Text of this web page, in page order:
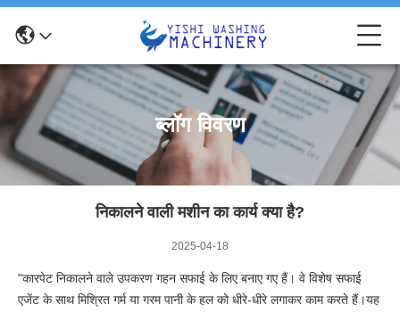
ब्लॉग विवरण
निकालने वाली मशीन का कार्य क्या है?
2025-04-18
"कारपेट निकालने वाले उपकरण गहन सफाई के लिए बनाए गए हैं। वे विशेष सफाई
एजेंट के साथ मिश्रित गर्म या गरम पानी के हल को धीरे-धीरे लगाकर काम करते हैं।यह